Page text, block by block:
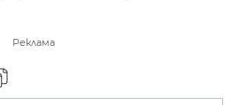
Реклама